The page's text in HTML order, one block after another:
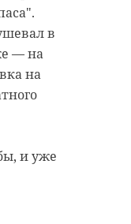
в
— на
на
и уже
и в